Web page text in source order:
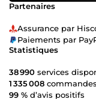
Partenaires
Assurance par
Paiements par
Statistiques
38 990 services
1 335 008
99 % d’avis positifs